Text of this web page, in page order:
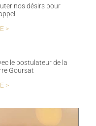
nos désirs pour
>
le postulateur de la
Goursat
>